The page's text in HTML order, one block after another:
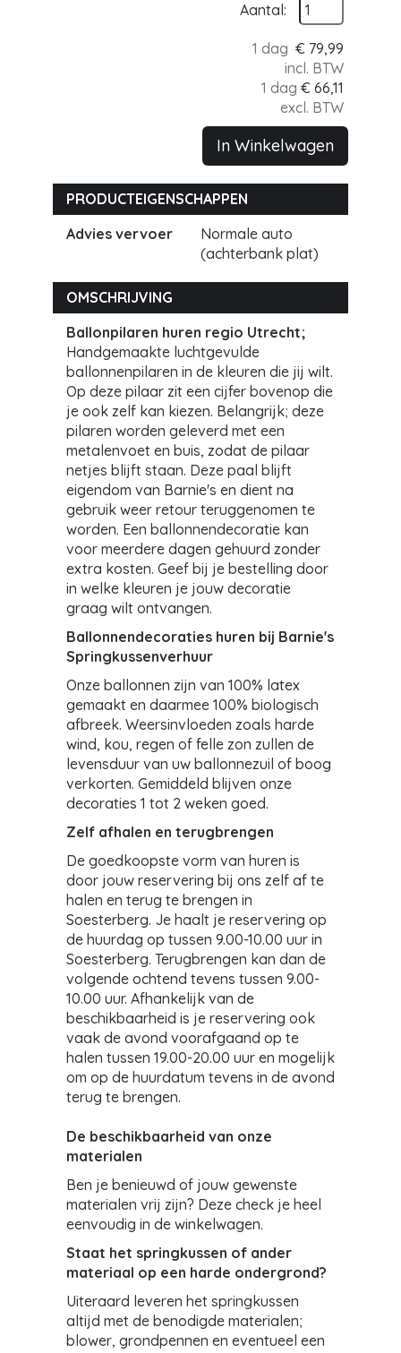
Aantal:
1 dag € 79,99
incl. BTW
1 dag € 66,11
excl. BTW
In Winkelwagen
PRODUCTEIGENSCHAPPEN
Advies vervoer
Normale auto
(achterbank plat)
OMSCHRIJVING
Ballonpilaren huren regio Utrecht;
Handgemaakte luchtgevulde
ballonnenpilaren in de kleuren die jij wilt.
Op deze pilaar zit een cijfer bovenop die
je ook zelf kan kiezen. Belangrijk; deze
pilaren worden geleverd met een
metalenvoet en buis, zodat de pilaar
netjes blijft staan. Deze paal blijft
eigendom van Barnie's en dient na
gebruik weer retour teruggenomen te
worden. Een ballonnendecoratie kan
voor meerdere dagen gehuurd zonder
extra kosten. Geef bij je bestelling door
in welke kleuren je jouw decoratie
graag wilt ontvangen.
Ballonnendecoraties huren bij Barnie's
Springkussenverhuur
Onze ballonnen zijn van 100% latex
gemaakt en daarmee 100% biologisch
afbreek. Weersinvloeden zoals harde
wind, kou, regen of felle zon zullen de
levensduur van uw ballonnezuil of boog
verkorten. Gemiddeld blijven onze
decoraties 1 tot 2 weken goed.
Zelf afhalen en terugbrengen
De goedkoopste vorm van huren is
door jouw reservering bij ons zelf af te
halen en terug te brengen in
Soesterberg. Je haalt je reservering op
de huurdag op tussen 9.00-10.00 uur in
Soesterberg. Terugbrengen kan dan de
volgende ochtend tevens tussen 9.00-
10.00 uur. Afhankelijk van de
beschikbaarheid is je reservering ook
vaak de avond voorafgaand op te
halen tussen 19.00-20.00 uur en mogelijk
om op de huurdatum tevens in de avond
terug te brengen.
De beschikbaarheid van onze
materialen
Ben je benieuwd of jouw gewenste
materialen vrij zijn? Deze check je heel
eenvoudig in de winkelwagen.
Staat het springkussen of ander
materiaal op een harde ondergrond?
Uiteraard leveren het springkussen
altijd met de benodigde materialen;
blower, grondpennen en eventueel een